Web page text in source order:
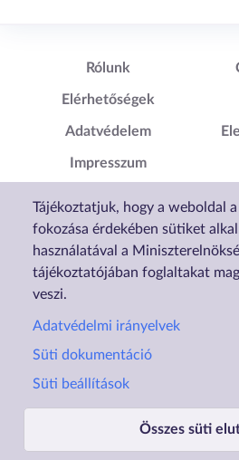
Tájékoztatjuk, hogy a weboldal
fokozása érdekében sütiket
használatával a
tájékoztatójában foglaltakat
veszi.
Adatvédelmi irányelvek
Süti dokumentáció
Süti beállítások
Összes süti
Lábléc1
Rólunk
Elérhetőségek
Adatvédelem
Impresszum
Nyilatkozat